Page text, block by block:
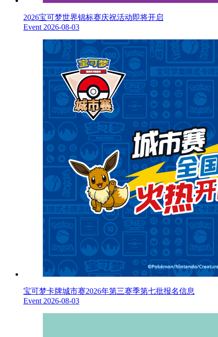
2026宝可梦世界锦标赛庆祝活动即将开启
Event 2026-08-03
宝可梦卡牌城市赛2026年第三赛季第七批报名信息
Event 2026-08-03